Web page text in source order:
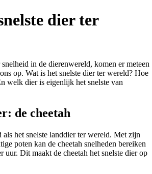
dier ter
in de dierenwereld, komen er meteen
op. Wat is het snelste dier ter wereld? Hoe
welk dier is eigenlijk het snelste van
de cheetah
als het snelste landdier ter wereld. Met zijn
poten kan de cheetah snelheden bereiken
uur. Dit maakt de cheetah het snelste dier op